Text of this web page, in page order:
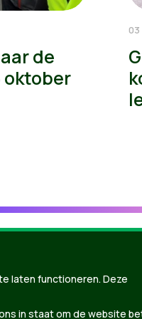
de
oktober
laten functioneren. Deze
in staat om de website